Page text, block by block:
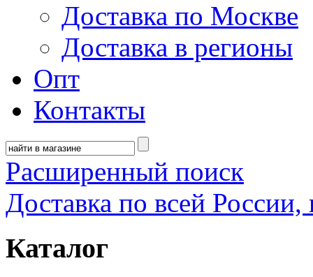
Доставка по Москве
Доставка в регионы
Опт
Контакты
Расширенный поиск
Доставка по всей России,
Каталог